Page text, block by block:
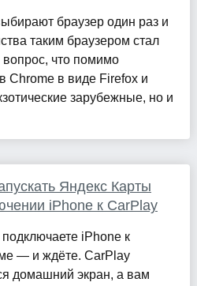
браузер один раз и
таким браузером стал
что помимо
Chrome в виде Firefox и
зарубежные, но и
Яндекс Карты
iPhone к CarPlay
iPhone к
— и ждёте. CarPlay
домашний экран, а вам